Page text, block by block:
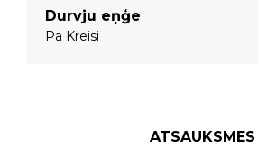
Durvju eņģe
Pa Kreisi
ATSAUKSMES